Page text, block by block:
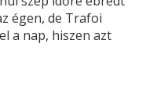
égen, de Trafoi
a nap, hiszen azt